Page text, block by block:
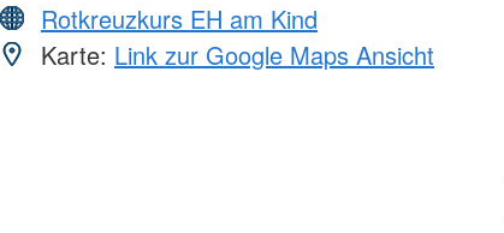
Rotkreuzkurs EH am Kind
Karte: Link zur Google Maps Ansicht